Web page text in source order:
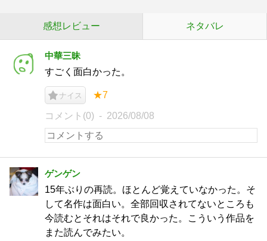
感想レビュー ネタバレ
中華三昧
すごく面白かった。
ナイス ★7
コメント(0) 2026/08/08
ゲンゲン
15年ぶりの再読。ほとんど覚えていなかった。そ
して名作は面白い。全部回収されてないところも
今読むとそれはそれで良かった。こういう作品を
また読んでみたい。